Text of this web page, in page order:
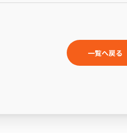
一覧へ戻る